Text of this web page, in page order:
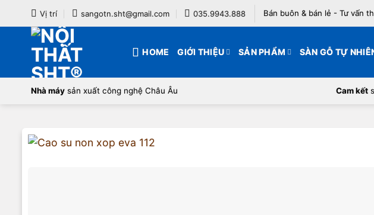
qua
Vị trí sangotn.sht@gmail.com 035.9943.888 Bán buôn & bán lẻ - Tư vấn
HOME GIỚI THIỆU SẢN PHẨM SÀN GỖ TỰ
Nhà máy sản xuất công nghệ Châu Âu Cam kết